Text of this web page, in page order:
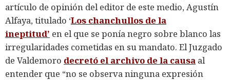
artículo de opinión del editor de este medio, Agustín
Alfaya, titulado ‘Los chanchullos de la
ineptitud’ en el que se ponía negro sobre blanco las
irregularidades cometidas en su mandato. El Juzgado
de Valdemoro decretó el archivo de la causa al
entender que “no se observa ninguna expresión